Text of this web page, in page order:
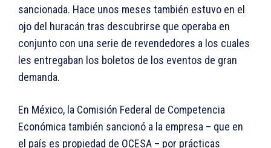
sancionada. Hace unos meses también estuvo en el
ojo del huracán tras descubrirse que operaba en
conjunto con una serie de revendedores a los cuales
les entregaban los boletos de los eventos de gran
demanda.
En México, la Comisión Federal de Competencia
Económica también sancionó a la empresa – que en
el país es propiedad de OCESA – por prácticas